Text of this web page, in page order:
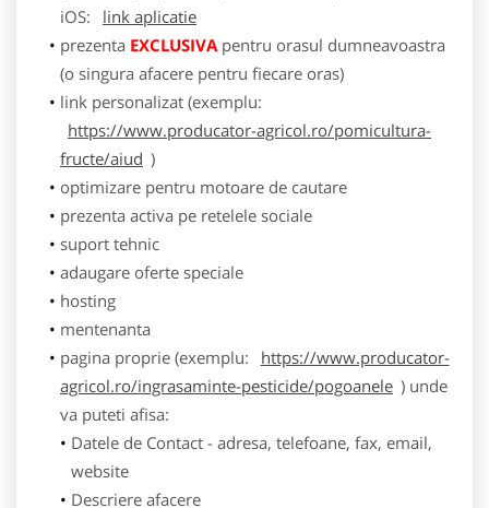
iOS:
link aplicatie
prezenta EXCLUSIVApentru orasul dumneavoastra
(o singura afacere pentru fiecare oras)
link personalizat (exemplu:
https://www.producator-agricol.ro/pomicultura-
fructe/aiud )
optimizare pentru motoare de cautare
prezenta activa pe retelele sociale
suport tehnic
adaugare oferte speciale
hosting
mentenanta
pagina proprie (exemplu:
https://www.producator-
agricol.ro/ingrasaminte-pesticide/pogoanele ) unde
va puteti afisa:
Datele de Contact - adresa, telefoane, fax, email,
website
Descriere afacere